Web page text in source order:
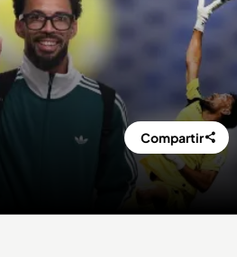
Compartir